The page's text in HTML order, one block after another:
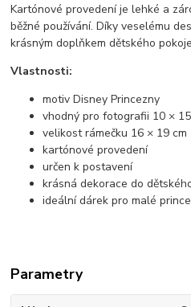
Kartónové provedení je lehké a
běžné používání. Díky veselému
krásným doplňkem dětského
Vlastnosti:
motiv Disney Princezny
vhodný pro fotografii 10 ×
velikost rámečku 16 × 19 cm
kartónové provedení
určen k postavení
krásná dekorace do
ideální dárek pro malé
Parametry